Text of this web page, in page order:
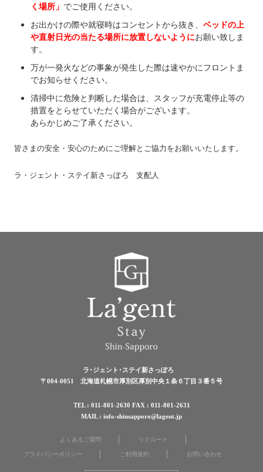
く場所」 でご使用ください。
お出かけの際や就寝時はコンセントから抜き、 ベッドの上
や直射日光の当たる場所に放置しないようにお願い致しま
す。
万が一発火などの事象が発生した際は速やかにフロントま
でお知らせください。
清掃中に危険と判断した場合は、スタッフが充電停止等の
措置をとらせていただく場合がございます。
あらかじめご了承ください。
皆さまの安全・安心のためにご理解とご協力をお願いいたします。
ラ・ジェント・ステイ新さっぽろ 支配人
ラ･ジェント･ステイ新さっぽろ
〒004-0051 北海道札幌市厚別区厚別中央１条６丁目３番５号
TEL : 011-801-2630 FAX : 011-801-2631
MAIL : info-shinsapporo@lagent.jp
よくあるご質問 リクルート
プライバシーポリシー ご利用規約 お問い合わせ